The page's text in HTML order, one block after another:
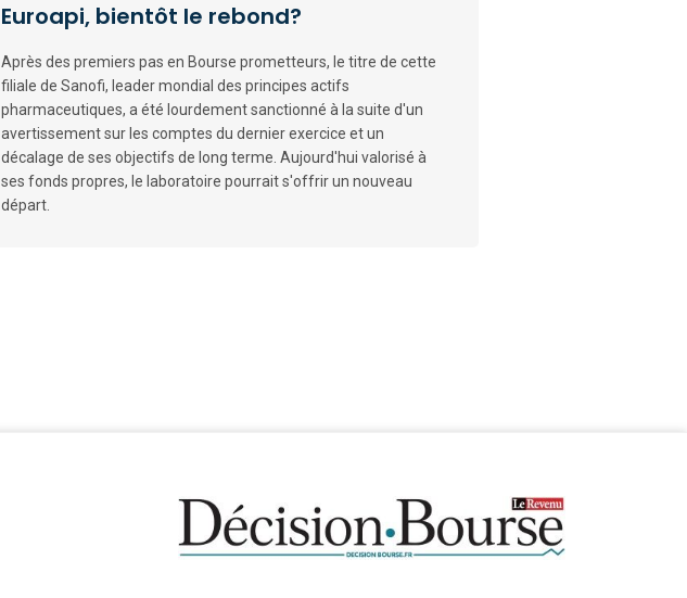
Euroapi, bientôt le rebond?
Après des premiers pas en Bourse prometteurs, le titre de cette
filiale de Sanofi, leader mondial des principes actifs
pharmaceutiques, a été lourdement sanctionné à la suite d'un
avertissement sur les comptes du dernier exercice et un
décalage de ses objectifs de long terme. Aujourd'hui valorisé à
ses fonds propres, le laboratoire pourrait s'offrir un nouveau
départ.